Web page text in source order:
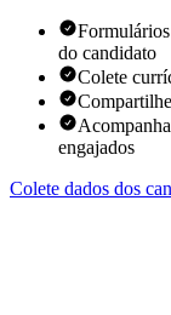
do candidato
Colete
engajados
Colete dados dos